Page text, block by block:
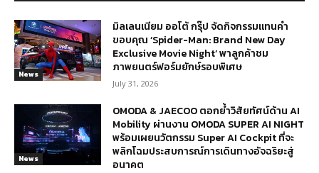
News
มิลเลนเนียม ออโต้ กรุ๊ป จัดกิจกรรมแทนคำ
ขอบคุณ ‘Spider-Man: Brand New Day
Exclusive Movie Night’ พาลูกค้าชม
ภาพยนตร์ฟอร์มยักษ์รอบพิเศษ
July 31, 2026
News
OMODA & JAECOO ตอกย้ำวิสัยทัศน์ด้าน AI
Mobility ผ่านงาน OMODA SUPER AI NIGHT
พร้อมเผยนวัตกรรม Super AI Cockpit ที่จะ
พลิกโฉมประสบการณ์การเดินทางอัจฉริยะสู่
อนาคต